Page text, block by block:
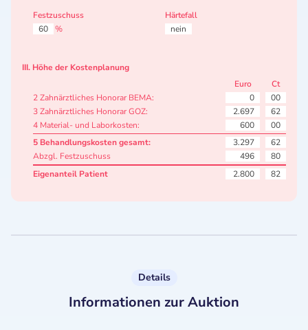
Festzuschuss
60
%
Härtefall
nein
III. Höhe der Kostenplanung
Euro
Ct
2 Zahnärztliches Honorar BEMA:
0
00
3 Zahnärztliches Honorar GOZ:
2.697
62
4 Material- und Laborkosten:
600
00
5 Behandlungskosten gesamt:
3.297
62
Abzgl. Festzuschuss
496
80
Eigenanteil Patient
2.800 82
Details
Informationen zur Auktion